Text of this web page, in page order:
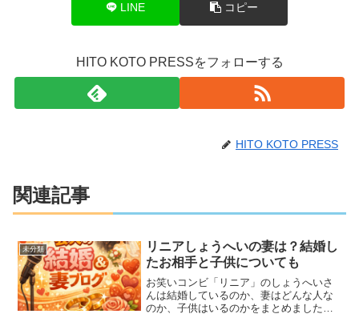
LINE コピー
HITO KOTO PRESSをフォローする
HITO KOTO PRESS
関連記事
未分類
リニアしょうへいの妻は？結婚し
たお相手と子供についても
お笑いコンビ「リニア」のしょうへいさ
んは結婚しているのか、妻はどんな人な
のか、子供はいるのかをまとめました。